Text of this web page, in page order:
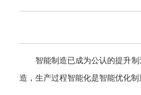
智能制造已成为公认的提升
造，生产过程智能化是智能优化